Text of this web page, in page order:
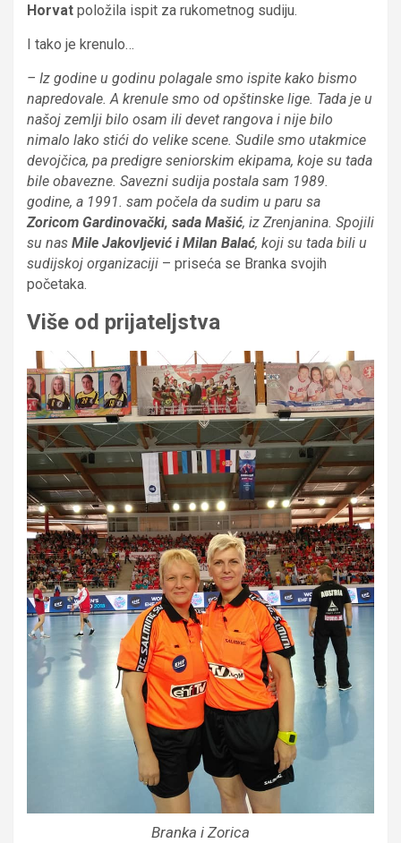
Horvat položila ispit za rukometnog sudiju.
I tako je krenulo…
– Iz godine u godinu polagale smo ispite kako bismo
napredovale. A krenule smo od opštinske lige. Tada je u
našoj zemlji bilo osam ili devet rangova i nije bilo
nimalo lako stići do velike scene. Sudile smo utakmice
devojčica, pa predigre seniorskim ekipama, koje su tada
bile obavezne. Savezni sudija postala sam 1989.
godine, a 1991. sam počela da sudim u paru sa
Zoricom Gardinovački, sada Mašić, iz Zrenjanina. Spojili
su nas Mile Jakovljević i Milan Balać, koji su tada bili u
sudijskoj organizaciji – priseća se Branka svojih
početaka.
Više od prijateljstva
Branka i Zorica